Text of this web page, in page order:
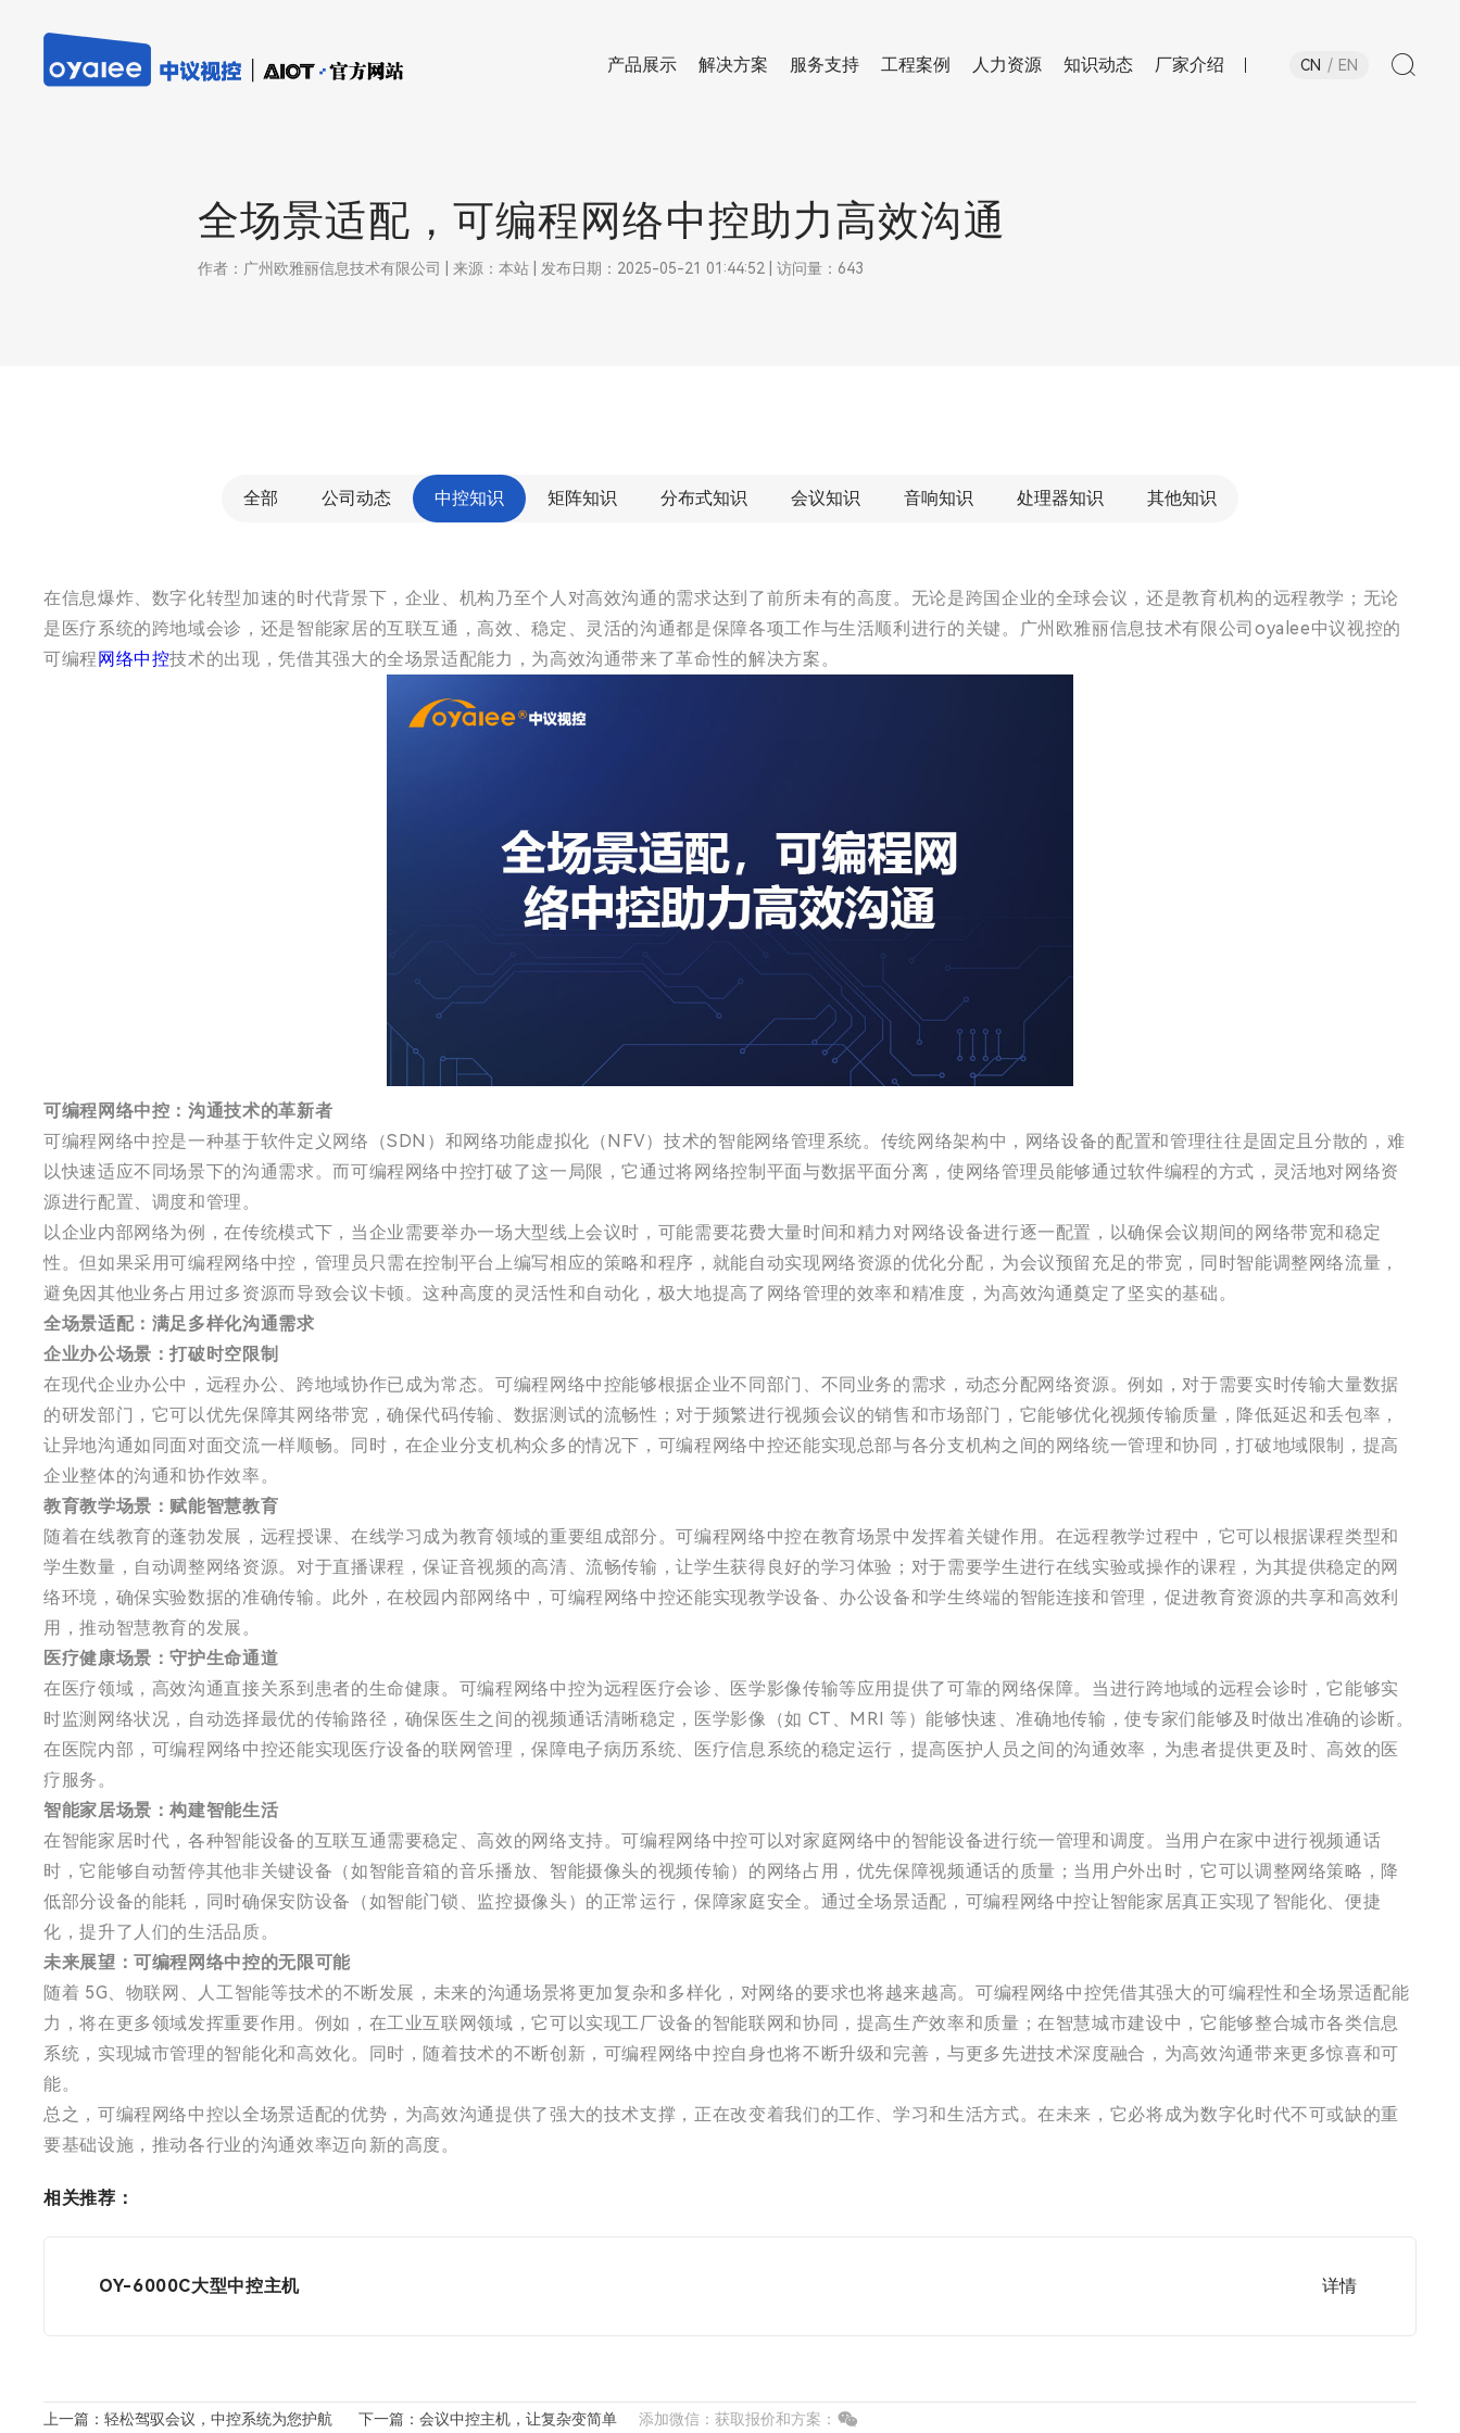
产品展示 解决方案 服务支持 工程案例 人力资源 知识动态 厂家介绍 CN EN
全场景适配，可编程网络中控助力高效沟通
作者：广州欧雅丽信息技术有限公司 | 来源：本站 | 发布日期：2025-05-21 01:44:52 | 访问量：643
全部 公司动态 中控知识 矩阵知识 分布式知识 会议知识 音响知识 处理器知识 其他知识
在信息爆炸、数字化转型加速的时代背景下，企业、机构乃至个人对高效沟通的需求达到了前所未有的高度。无论是跨国企业的全球会议，还是教育机构的远程教学；无论
是医疗系统的跨地域会诊，还是智能家居的互联互通，高效、稳定、灵活的沟通都是保障各项工作与生活顺利进行的关键。广州欧雅丽信息技术有限公司oyalee中议视控的
可编程网络中控技术的出现，凭借其强大的全场景适配能力，为高效沟通带来了革命性的解决方案。
可编程网络中控：沟通技术的革新者
可编程网络中控是一种基于软件定义网络（SDN）和网络功能虚拟化（NFV）技术的智能网络管理系统。传统网络架构中，网络设备的配置和管理往往是固定且分散的，难
以快速适应不同场景下的沟通需求。而可编程网络中控打破了这一局限，它通过将网络控制平面与数据平面分离，使网络管理员能够通过软件编程的方式，灵活地对网络资
源进行配置、调度和管理。
以企业内部网络为例，在传统模式下，当企业需要举办一场大型线上会议时，可能需要花费大量时间和精力对网络设备进行逐一配置，以确保会议期间的网络带宽和稳定
性。但如果采用可编程网络中控，管理员只需在控制平台上编写相应的策略和程序，就能自动实现网络资源的优化分配，为会议预留充足的带宽，同时智能调整网络流量，
避免因其他业务占用过多资源而导致会议卡顿。这种高度的灵活性和自动化，极大地提高了网络管理的效率和精准度，为高效沟通奠定了坚实的基础。
全场景适配：满足多样化沟通需求
企业办公场景：打破时空限制
在现代企业办公中，远程办公、跨地域协作已成为常态。可编程网络中控能够根据企业不同部门、不同业务的需求，动态分配网络资源。例如，对于需要实时传输大量数据
的研发部门，它可以优先保障其网络带宽，确保代码传输、数据测试的流畅性；对于频繁进行视频会议的销售和市场部门，它能够优化视频传输质量，降低延迟和丢包率，
让异地沟通如同面对面交流一样顺畅。同时，在企业分支机构众多的情况下，可编程网络中控还能实现总部与各分支机构之间的网络统一管理和协同，打破地域限制，提高
企业整体的沟通和协作效率。
教育教学场景：赋能智慧教育
随着在线教育的蓬勃发展，远程授课、在线学习成为教育领域的重要组成部分。可编程网络中控在教育场景中发挥着关键作用。在远程教学过程中，它可以根据课程类型和
学生数量，自动调整网络资源。对于直播课程，保证音视频的高清、流畅传输，让学生获得良好的学习体验；对于需要学生进行在线实验或操作的课程，为其提供稳定的网
络环境，确保实验数据的准确传输。此外，在校园内部网络中，可编程网络中控还能实现教学设备、办公设备和学生终端的智能连接和管理，促进教育资源的共享和高效利
用，推动智慧教育的发展。
医疗健康场景：守护生命通道
在医疗领域，高效沟通直接关系到患者的生命健康。可编程网络中控为远程医疗会诊、医学影像传输等应用提供了可靠的网络保障。当进行跨地域的远程会诊时，它能够实
时监测网络状况，自动选择最优的传输路径，确保医生之间的视频通话清晰稳定，医学影像（如 CT、MRI 等）能够快速、准确地传输，使专家们能够及时做出准确的诊断。
在医院内部，可编程网络中控还能实现医疗设备的联网管理，保障电子病历系统、医疗信息系统的稳定运行，提高医护人员之间的沟通效率，为患者提供更及时、高效的医
疗服务。
智能家居场景：构建智能生活
在智能家居时代，各种智能设备的互联互通需要稳定、高效的网络支持。可编程网络中控可以对家庭网络中的智能设备进行统一管理和调度。当用户在家中进行视频通话
时，它能够自动暂停其他非关键设备（如智能音箱的音乐播放、智能摄像头的视频传输）的网络占用，优先保障视频通话的质量；当用户外出时，它可以调整网络策略，降
低部分设备的能耗，同时确保安防设备（如智能门锁、监控摄像头）的正常运行，保障家庭安全。通过全场景适配，可编程网络中控让智能家居真正实现了智能化、便捷
化，提升了人们的生活品质。
未来展望：可编程网络中控的无限可能
随着 5G、物联网、人工智能等技术的不断发展，未来的沟通场景将更加复杂和多样化，对网络的要求也将越来越高。可编程网络中控凭借其强大的可编程性和全场景适配能
力，将在更多领域发挥重要作用。例如，在工业互联网领域，它可以实现工厂设备的智能联网和协同，提高生产效率和质量；在智慧城市建设中，它能够整合城市各类信息
系统，实现城市管理的智能化和高效化。同时，随着技术的不断创新，可编程网络中控自身也将不断升级和完善，与更多先进技术深度融合，为高效沟通带来更多惊喜和可
能。
总之，可编程网络中控以全场景适配的优势，为高效沟通提供了强大的技术支撑，正在改变着我们的工作、学习和生活方式。在未来，它必将成为数字化时代不可或缺的重
要基础设施，推动各行业的沟通效率迈向新的高度。
相关推荐：
OY-6000C大型中控主机
上一篇：轻松驾驭会议，中控系统为您护航 下一篇：会议中控主机，让复杂变简单 添加微信：获取报价和方案：